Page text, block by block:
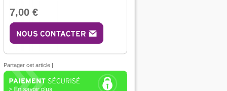
7,00 €
Partager cet article |